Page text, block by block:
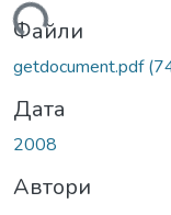
Файли
getdocument.pdf
Дата
2008
Автори